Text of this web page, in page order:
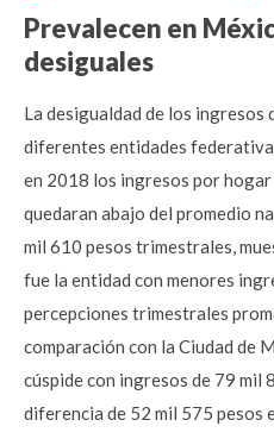
Prevalecen en
desiguales
La desigualdad de los ingresos
diferentes entidades
en 2018 los ingresos por
quedaran abajo del promedio
mil 610 pesos trimestrales,
fue la entidad con menores
percepciones trimestrales
comparación con la Ciudad de
cúspide con ingresos de 79 mil
diferencia de 52 mil 575 pesos